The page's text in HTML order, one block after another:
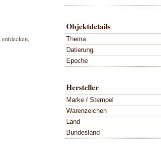
Objektdetails
Thema
Datierung
Epoche
Hersteller
Marke / Stempel
Warenzeichen
Land
Bundesland